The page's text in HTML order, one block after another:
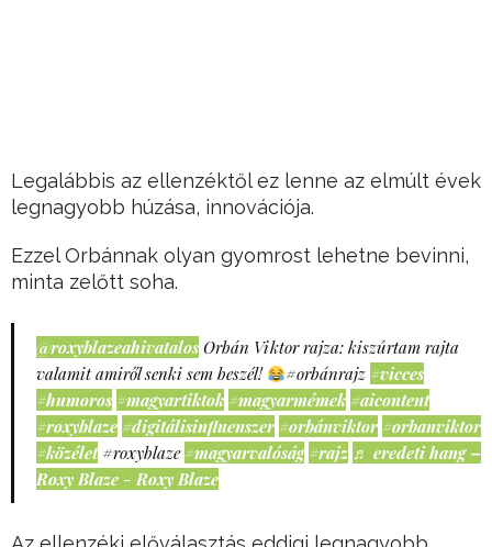
Legalábbis az ellenzéktől ez lenne az elmúlt évek
legnagyobb húzása, innovációja.
Ezzel Orbánnak olyan gyomrost lehetne bevinni,
minta zelőtt soha.
@roxyblazeahivatalos Orbán Viktor rajza: kiszúrtam rajta
valamit amiről senki sem beszél!
#orbánrajz #vicces
#humoros #magyartiktok #magyarmémek #aicontent
#roxyblaze #digitálisinfluenszer #orbánviktor #orbanviktor
#közélet #roxyblaze #magyarvalóság #rajz ♬ eredeti hang –
Roxy Blaze - Roxy Blaze